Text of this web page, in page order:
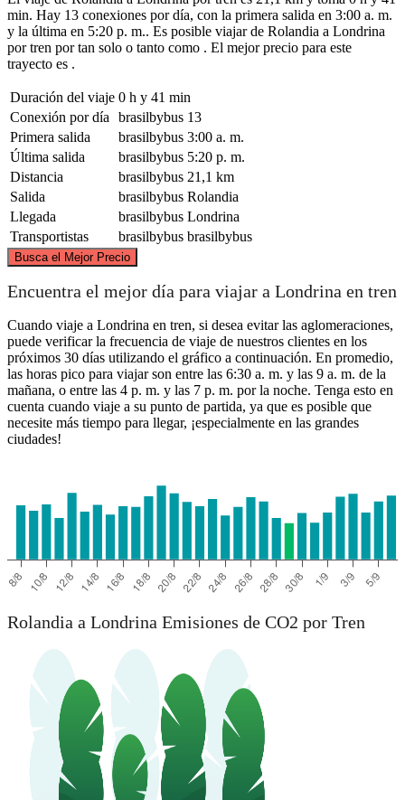
min. Hay 13 conexiones por día, con la primera salida en 3:00 a. m.
y la última en 5:20 p. m.. Es posible viajar de Rolandia a Londrina
por tren por tan solo o tanto como . El mejor precio para este
trayecto es .
Duración del viaje 0 h y 41 min
Conexión por día
brasilbybus 13
Primera salida
brasilbybus 3:00 a. m.
Última salida
brasilbybus 5:20 p. m.
Distancia
brasilbybus 21,1 km
Salida
brasilbybus Rolandia
Llegada
brasilbybus Londrina
Transportistas
brasilbybus brasilbybus
Busca el Mejor Precio
Rolandia Londrina
©CARTO, ©
Encuentra el mejor día para viajar a Londrina en tren
Cuando viaje a Londrina en tren, si desea evitar las aglomeraciones,
puede verificar la frecuencia de viaje de nuestros clientes en los
próximos 30 días utilizando el gráfico a continuación. En promedio,
las horas pico para viajar son entre las 6:30 a. m. y las 9 a. m. de la
mañana, o entre las 4 p. m. y las 7 p. m. por la noche. Tenga esto en
cuenta cuando viaje a su punto de partida, ya que es posible que
necesite más tiempo para llegar, ¡especialmente en las grandes
ciudades!
Rolandia a Londrina Emisiones de CO2 por Tren